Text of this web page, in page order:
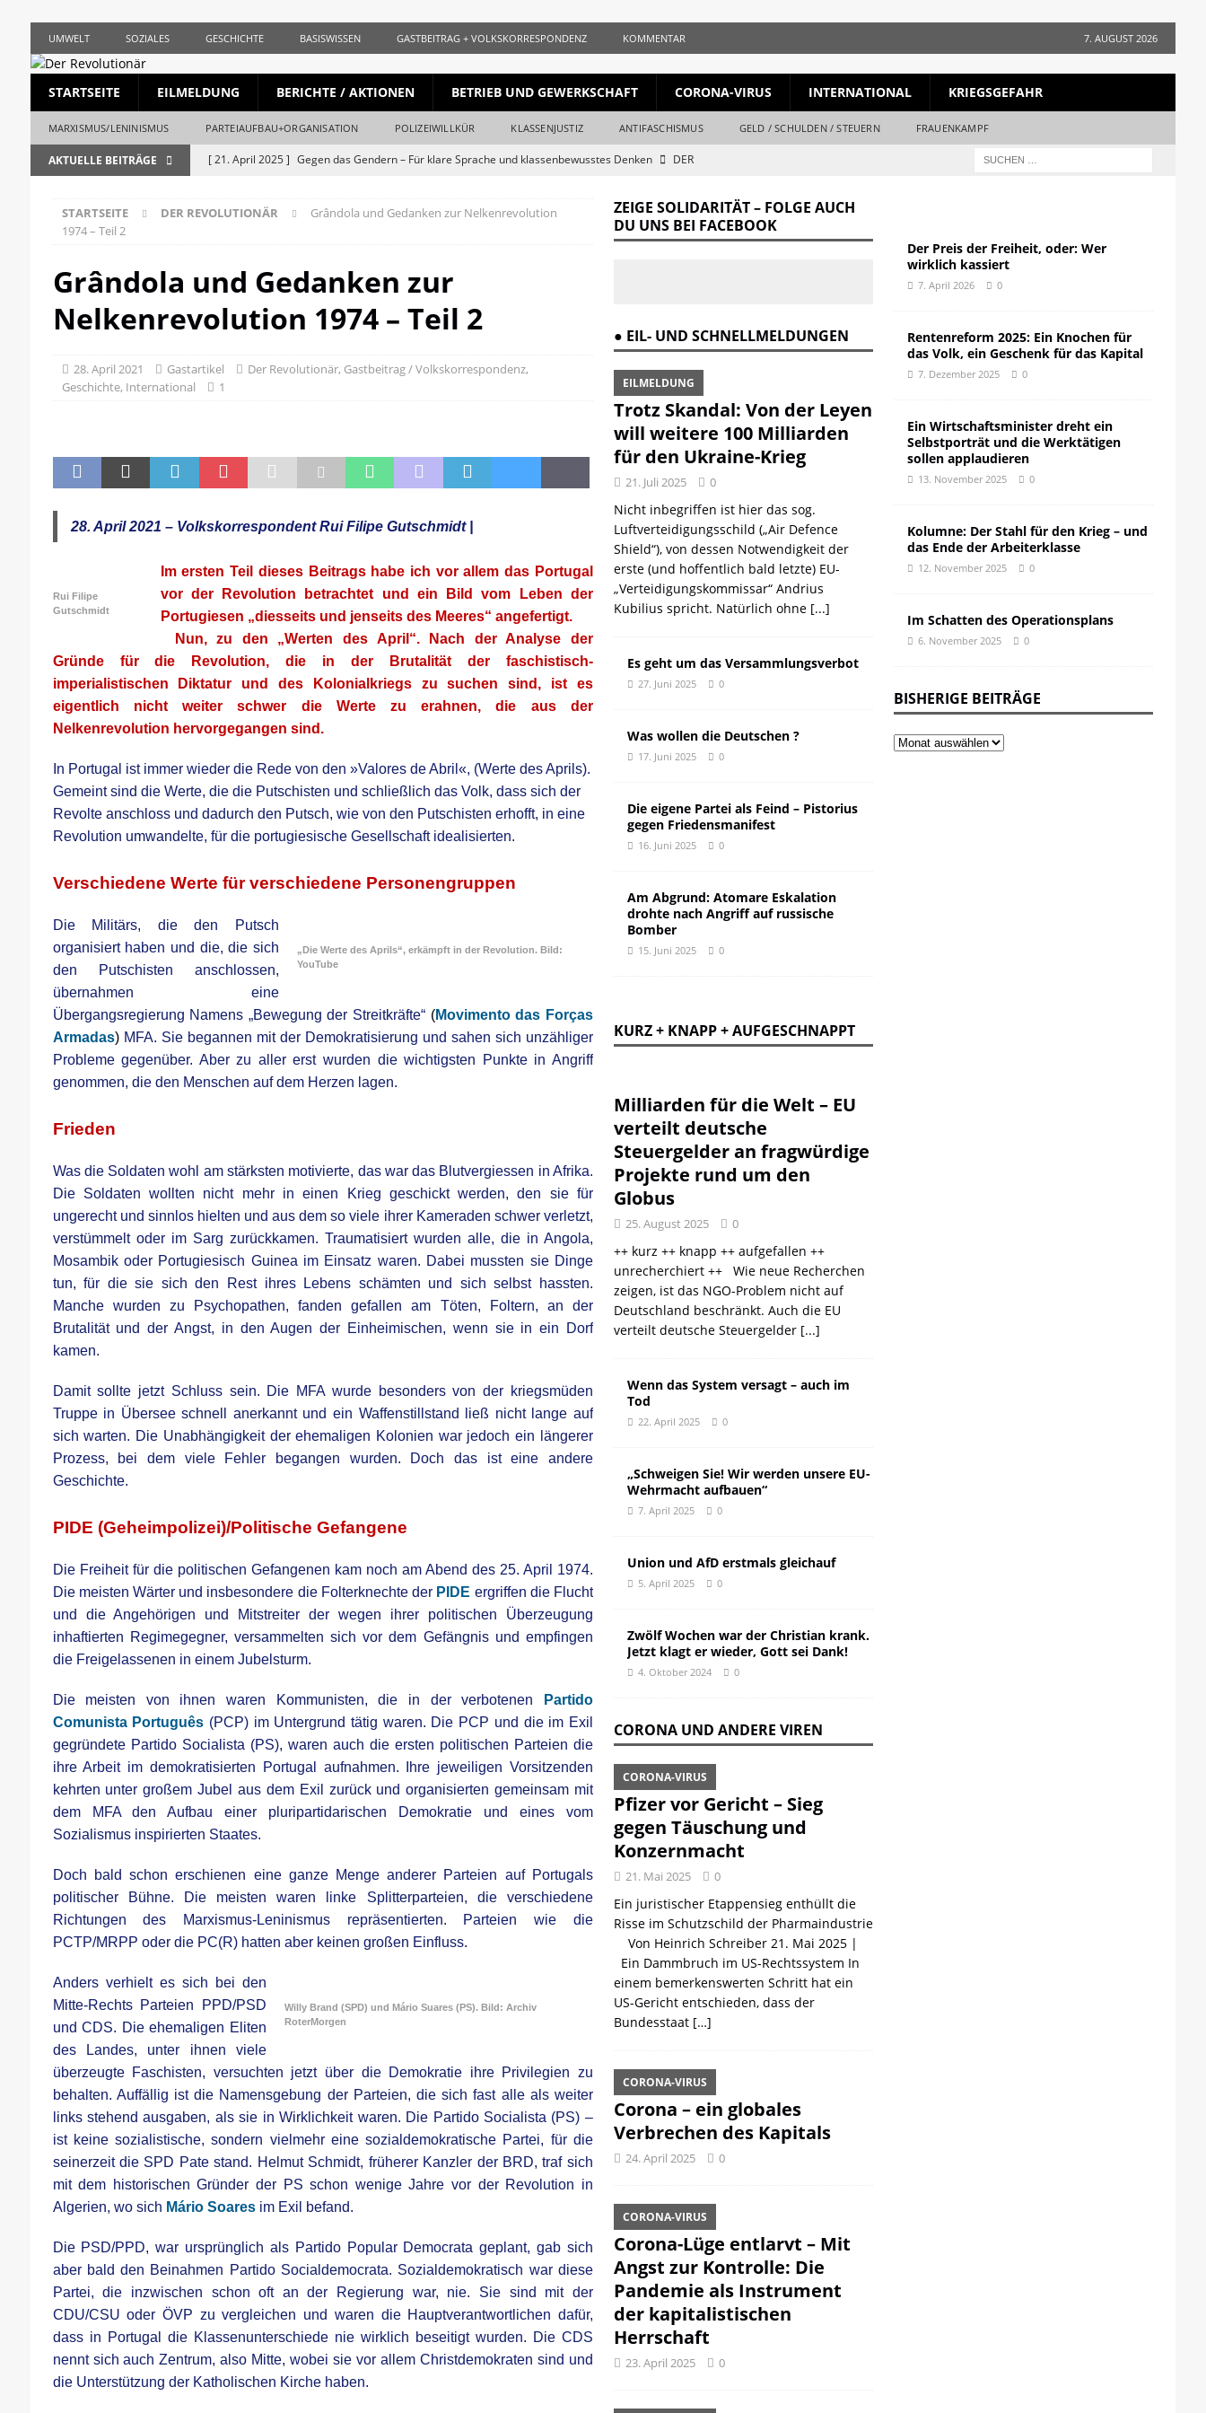
UMWELT SOZIALES GESCHICHTE BASISWISSEN GASTBEITRAG + VOLKSKORRESPONDENZ KOMMENTAR 7. AUGUST 2026
STARTSEITE EILMELDUNG BERICHTE / AKTIONEN BETRIEB UND GEWERKSCHAFT CORONA-VIRUS INTERNATIONAL KRIEGSGEFAHR
MARXISMUS/LENINISMUS PARTEIAUFBAU+ORGANISATION POLIZEIWILLKÜR KLASSENJUSTIZ ANTIFASCHISMUS GELD / SCHULDEN / STEUERN FRAUENKAMPF
AKTUELLE BEITRÄGE [ 21. April 2025 ] Gegen das Gendern – Für klare Sprache und klassenbewusstes Denken
DER
[ 5. April 2025 ]
Union und AfD erstmals gleichauf
KURZ + KNAPP + AUFGESCHNAPPT
[ 19. April 2023 ] 1. Mai: Gegen Krise, Krieg und Kapital
[ 19. Mai 2026 ] Stalingrad – Der Anfang vom Ende
DER REVOLUTIONÄR
1956, Ungarn und der Verrat des Revisionismus: Der Klassenkampf hinter der Lüge
DER
REVOLUTIONÄR
DER REVOLUTIONÄR
[ 8. April 2026 ]
Die DKP predigt Kampf und meint Anpassung
DER REVOLUTIONÄR
[ 6. April 2026 ] Klassenkampf von oben: Wie der DGB seine eigenen Genossen verriet DER REVOLUTIONÄR
STARTSEITE DER REVOLUTIONÄR
Grândola und Gedanken zur Nelkenrevolution
1974 – Teil 2
Grândola und Gedanken zur
Nelkenrevolution 1974 – Teil 2
28. April 2021 Gastartikel Der Revolutionär, Gastbeitrag / Volkskorrespondenz,
Geschichte, International 1
28. April 2021 – Volkskorrespondent Rui Filipe Gutschmidt |
Rui Filipe
Gutschmidt
Im ersten Teil dieses Beitragshabe ich vor allem das Portugal
vor der Revolution betrachtet und ein Bild vom Leben der
Portugiesen „diesseits und jenseits des Meeres“ angefertigt.
Nun, zu den „Werten des April“. Nach der Analyse der
Gründe für die Revolution, die in der Brutalität der faschistisch-
imperialistischen Diktatur und des Kolonialkriegs zu suchen sind, ist es
eigentlich nicht weiter schwer die Werte zu erahnen, die aus der
Nelkenrevolution hervorgegangen sind.
In Portugal ist immer wieder die Rede von den »Valores de Abril«, (Werte des Aprils).
Gemeint sind die Werte, die die Putschisten und schließlich das Volk, dass sich der
Revolte anschloss und dadurch den Putsch, wie von den Putschisten erhofft, in eine
Revolution umwandelte, für die portugiesische Gesellschaft idealisierten.
Verschiedene Werte für verschiedene Personengruppen
„Die Werte des Aprils“, erkämpft in der Revolution. Bild:
YouTube
Die Militärs, die den Putsch
organisiert haben und die, die sich
den Putschisten anschlossen,
übernahmen eine
Übergangsregierung Namens „Bewegung der Streitkräfte“ (Movimento das Forças
Armadas) MFA. Sie begannen mit der Demokratisierung und sahen sich unzähliger
Probleme gegenüber. Aber zu aller erst wurden die wichtigsten Punkte in Angriff
genommen, die den Menschen auf dem Herzen lagen.
Frieden
Was die Soldaten wohl am stärksten motivierte, das war das Blutvergiessen in Afrika.
Die Soldaten wollten nicht mehr in einen Krieg geschickt werden, den sie für
ungerecht und sinnlos hielten und aus dem so viele ihrer Kameraden schwer verletzt,
verstümmelt oder im Sarg zurückkamen. Traumatisiert wurden alle, die in Angola,
Mosambik oder Portugiesisch Guinea im Einsatz waren. Dabei mussten sie Dinge
tun, für die sie sich den Rest ihres Lebens schämten und sich selbst hassten.
Manche wurden zu Psychopathen, fanden gefallen am Töten, Foltern, an der
Brutalität und der Angst, in den Augen der Einheimischen, wenn sie in ein Dorf
kamen.
Damit sollte jetzt Schluss sein. Die MFA wurde besonders von der kriegsmüden
Truppe in Übersee schnell anerkannt und ein Waffenstillstand ließ nicht lange auf
sich warten. Die Unabhängigkeit der ehemaligen Kolonien war jedoch ein längerer
Prozess, bei dem viele Fehler begangen wurden. Doch das ist eine andere
Geschichte.
PIDE (Geheimpolizei)/Politische Gefangene
Die Freiheit für die politischen Gefangenen kam noch am Abend des 25. April 1974.
Die meisten Wärter und insbesondere die Folterknechte der PIDE ergriffen die Flucht
und die Angehörigen und Mitstreiter der wegen ihrer politischen Überzeugung
inhaftierten Regimegegner, versammelten sich vor dem Gefängnis und empfingen
die Freigelassenen in einem Jubelsturm.
Die meisten von ihnen waren Kommunisten, die in der verbotenen
Partido
Comunista Português (PCP) im Untergrund tätig waren. Die PCP und die im Exil
gegründetePartido Socialista (PS), waren auch die ersten politischen Parteien die
ihre Arbeit im demokratisierten Portugal aufnahmen. Ihre jeweiligen Vorsitzenden
kehrten unter großem Jubel aus dem Exil zurück und organisierten gemeinsam mit
dem MFA den Aufbau einer pluripartidarischen Demokratie und eines vom
Sozialismus inspirierten Staates.
Doch bald schon erschienen eine ganze Menge anderer Parteien auf Portugals
politischer Bühne. Die meisten waren linke Splitterparteien, die verschiedene
Richtungen des Marxismus-Leninismus repräsentierten. Parteien wie die
PCTP/MRPP oder die PC(R) hatten aber keinen großen Einfluss.
Willy Brand (SPD) und Mário Suares (PS). Bild: Archiv
RoterMorgen
Anders verhielt es sich bei den
Mitte-Rechts Parteien PPD/PSD
und CDS. Die ehemaligen Eliten
des Landes, unter ihnen viele
überzeugte Faschisten, versuchten jetzt über die Demokratie ihre Privilegien zu
behalten. Auffällig ist die Namensgebung der Parteien, die sich fast alle als weiter
links stehend ausgaben, als sie in Wirklichkeit waren. Die Partido Socialista (PS) –
ist keine sozialistische, sondern vielmehr eine sozialdemokratische Partei, für die
seinerzeit die SPD Pate stand. Helmut Schmidt, früherer Kanzler der BRD, traf sich
mit dem historischen Gründer der PS schon wenige Jahre vor der Revolution in
Algerien, wo sich Mário Soares im Exil befand.
Die PSD/PPD, war ursprünglich als Partido Popular Democrata geplant, gab sich
aber bald den Beinahmen Partido Socialdemocrata. Sozialdemokratisch war diese
Partei, die inzwischen schon oft an der Regierung war, nie. Sie sind mit der
CDU/CSU oder ÖVP zu vergleichen und waren die Hauptverantwortlichen dafür,
dass in Portugal die Klassenunterschiede nie wirklich beseitigt wurden. Die CDS
nennt sich auch Zentrum, also Mitte, wobei sie vor allem Christdemokraten sind und
die Unterstützung der Katholischen Kirche haben.
ZEIGE SOLIDARITÄT – FOLGE AUCH
DU UNS BEI FACEBOOK
● EIL- UND SCHNELLMELDUNGEN
EILMELDUNG
Trotz Skandal: Von der Leyen
will weitere 100 Milliarden
für den Ukraine-Krieg
21. Juli 2025 0
Nicht inbegriffen ist hier das sog.
Luftverteidigungsschild („Air Defence
Shield“), von dessen Notwendigkeit der
erste (und hoffentlich bald letzte) EU-
„Verteidigungskommissar“ Andrius
Kubilius spricht. Natürlich ohne [...]
Es geht um das Versammlungsverbot
27. Juni 2025 0
Was wollen die Deutschen ?
17. Juni 2025 0
Die eigene Partei als Feind – Pistorius
gegen Friedensmanifest
16. Juni 2025 0
Am Abgrund: Atomare Eskalation
drohte nach Angriff auf russische
Bomber
15. Juni 2025 0
KURZ + KNAPP + AUFGESCHNAPPT
Milliarden für die Welt – EU
verteilt deutsche
Steuergelder an fragwürdige
Projekte rund um den
Globus
25. August 2025 0
++ kurz ++ knapp ++ aufgefallen ++
unrecherchiert ++ Wie neue Recherchen
zeigen, ist das NGO-Problem nicht auf
Deutschland beschränkt. Auch die EU
verteilt deutsche Steuergelder [...]
Wenn das System versagt – auch im
Tod
22. April 2025 0
„Schweigen Sie! Wir werden unsere EU-
Wehrmacht aufbauen“
7. April 2025 0
Union und AfD erstmals gleichauf
5. April 2025 0
Zwölf Wochen war der Christian krank.
Jetzt klagt er wieder, Gott sei Dank!
4. Oktober 2024 0
CORONA UND ANDERE VIREN
Pfizer vor Gericht – Sieg
gegen Täuschung und
Konzernmacht
CORONA-VIRUS
21. Mai 2025 0
Ein juristischer Etappensieg enthüllt die
Risse im Schutzschild der Pharmaindustrie
Von Heinrich Schreiber 21. Mai 2025 |
Ein Dammbruch im US-Rechtssystem In
einem bemerkenswerten Schritt hat ein
US-Gericht entschieden, dass der
Bundesstaat […]
Corona – ein globales
Verbrechen des Kapitals
CORONA-VIRUS
24. April 2025 0
Corona-Lüge entlarvt – Mit
Angst zur Kontrolle: Die
Pandemie als Instrument
der kapitalistischen
Herrschaft
CORONA-VIRUS
23. April 2025 0
Der Preis der Freiheit, oder: Wer
wirklich kassiert
7. April 2026 0
Rentenreform 2025: Ein Knochen für
das Volk, ein Geschenk für das Kapital
7. Dezember 2025 0
Ein Wirtschaftsminister dreht ein
Selbstporträt und die Werktätigen
sollen applaudieren
13. November 2025 0
Kolumne: Der Stahl für den Krieg – und
das Ende der Arbeiterklasse
12. November 2025 0
Im Schatten des Operationsplans
6. November 2025 0
BISHERIGE BEITRÄGE